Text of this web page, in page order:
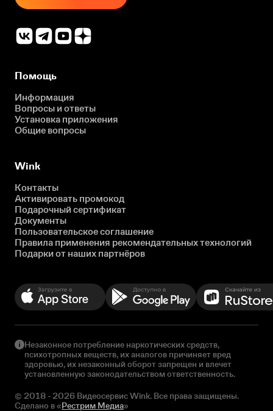
Помощь
Информация
Вопросы и ответы
Установка приложения
Общие вопросы
Wink
Контакты
Активировать промокод
Подарочный сертификат
Документы
Пользовательское соглашение
Правила применения рекомендательных технологий
Подарки от наших партнёров
Незаконное потребление наркотических средств,
психотропных веществ, их аналогов причиняет вред
здоровью, их незаконный оборот запрещен и влечет
установленную законодательством ответственность.
© 2018 - 2026 Видеосервис Wink. Все права защищены.
Сделано в «Рестрим Медиа»